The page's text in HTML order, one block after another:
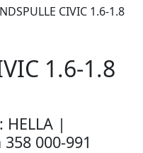
CIVIC 1.6-1.8
1.6-1.8
|
000-991